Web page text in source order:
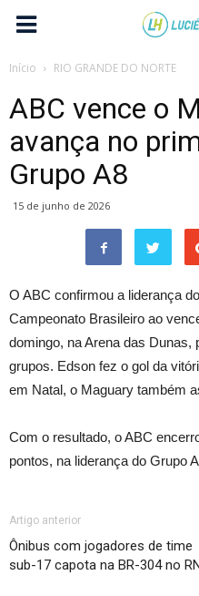
Início RIO GRANDE DO NORTE
ABC vence o
avança no
Grupo A8
15 de junho de 2026
O ABC confirmou a liderança
Campeonato Brasileiro ao
domingo, na Arena das Dunas,
grupos. Edson fez o gol da
em Natal, o Maguary também
Com o resultado, o ABC
pontos, na liderança do Grupo
Artigo anterior
Ônibus com jogadores de time
sub-17 capota na BR-304 no